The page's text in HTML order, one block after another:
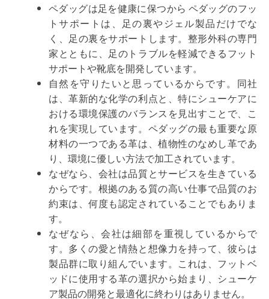
ペダッグは足を健康に保つから ペダッグのフッ
トサポートは、足の裏やジェル製品だけでな
く、足の裏をサポートします。整形外科の専門
家とともに、足のトラブルを軽減できるフット
サポートや靴底を開発しています。
自然を守りたいと思っているからです。同社
は、革新的な化学の利点と、特にシューケアに
おける環境保護のバランスを見出すことで、こ
れを実現しています。ペダッグの最も重要な原
材料の一つである革は、植物性のなめし革であ
り、環境に優しい方法で加工されています。
なぜなら、会社は品質とサービスを生きている
からです。根拠のある質の高い仕事で品質のお
約束は、何度も認定されていることでもありま
す。
なぜなら、会社は細部を重視しているからで
す。多くの愛と情熱と想像力を持って、彼らは
製品群に取り組んでいます。これは、フットベ
ッドに使用する革の選択から始まり、シューケ
ア製品の開発と最適化に終わりはありません。